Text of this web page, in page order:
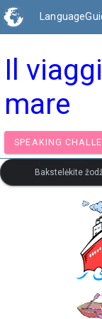
Il
mare
SPEAKING
Bakstelėkite